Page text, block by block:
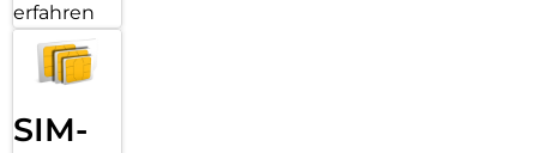
erfahren
SIM-